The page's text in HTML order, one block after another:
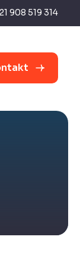
908 519 314